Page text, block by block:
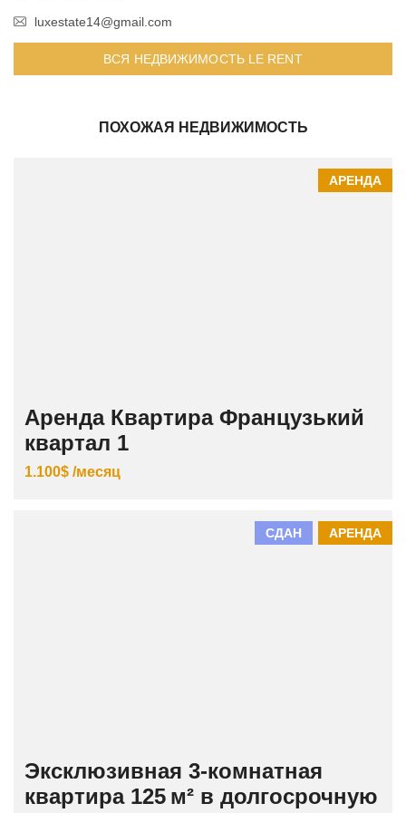
luxestate14@gmail.com
ВСЯ НЕДВИЖИМОСТЬ LE RENT
ПОХОЖАЯ НЕДВИЖИМОСТЬ
АРЕНДА
Аренда Квартира Французький
квартал 1
1.100$ /месяц
АРЕНДА
СДАН
Эксклюзивная 3‑комнатная
квартира 125 м² в долгосрочную